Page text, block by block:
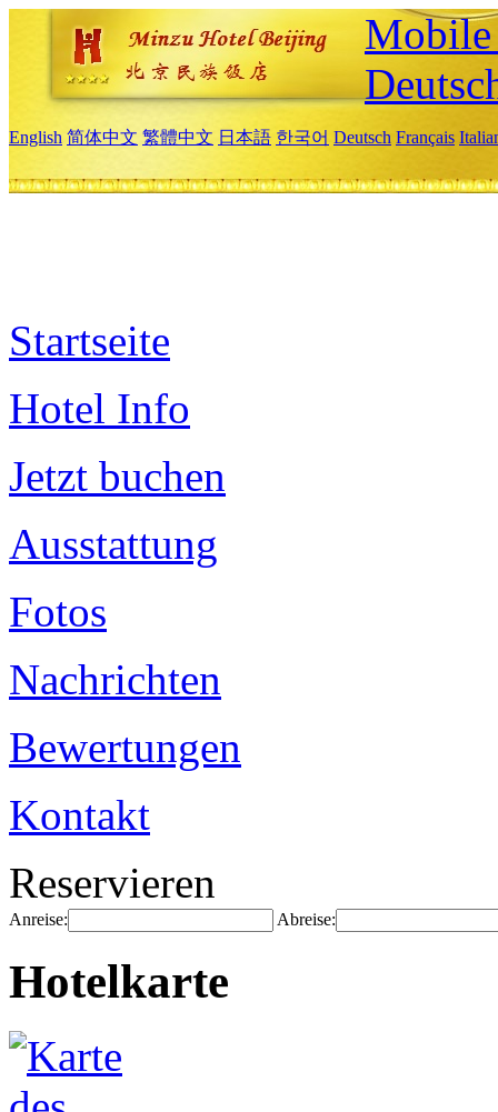
English 简体中文 繁體中文 日本語 한국어 Deutsch Français
Startseite
Hotel Info
Jetzt buchen
Ausstattung
Fotos
Nachrichten
Bewertungen
Kontakt
Reservieren
Anreise: Abreise:
Hotelkarte